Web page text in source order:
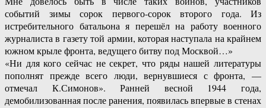
событий зимы сорок первого-сорок второго года. Из
истребительного батальона я перешёл на работу военного
журналиста в газету той армии, которая наступала на крайнем
южном крыле фронта, ведущего битву под Москвой…»
«Ни для кого сейчас не секрет, что ряды нашей литературы
пополнят прежде всего люди, вернувшиеся с фронта, —
отмечал К.Симонов». Ранней весной 1944 года,
демобилизованная после ранения, появилась впервые в стенах